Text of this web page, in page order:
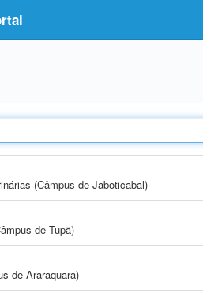
(Câmpus de Jaboticabal)
de Tupã)
de Araraquara)